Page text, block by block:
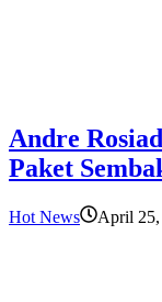
Andre
Paket
Hot News April 25,